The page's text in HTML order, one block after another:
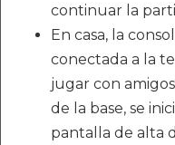
continuar la
En casa, la
conectada a la
jugar con
de la base, se
pantalla de alta